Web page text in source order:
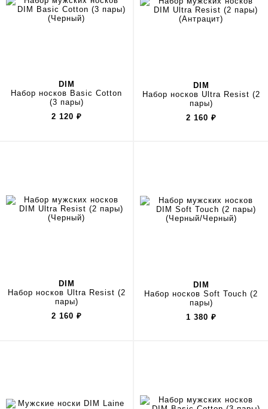
DIM
Набор носков Basic Cotton
(3 пары)
2 120 ₽
DIM
Набор носков Ultra Resist (2
пары)
2 160 ₽
DIM
Набор носков Ultra Resist (2
пары)
2 160 ₽
DIM
Набор носков Soft Touch (2
пары)
1 380 ₽